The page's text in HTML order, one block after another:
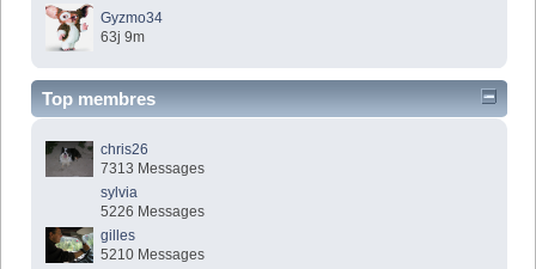
Gyzmo34
63j 9m
Top membres
chris26
7313 Messages
sylvia
5226 Messages
gilles
5210 Messages